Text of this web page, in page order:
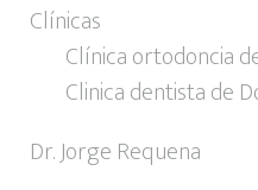
Clínicas
Clínica ortodoncia
Clinica dentista de
Dr. Jorge Requena